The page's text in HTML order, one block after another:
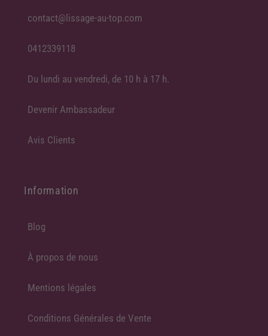
contact@lissage-au-top.com
0412339118
Du lundi au vendredi, de 10 h à 17 h.
Devenir Ambassadeur
Avis Clients
Information
Blog
À propos de nous
Mentions légales
Conditions Générales de Vente